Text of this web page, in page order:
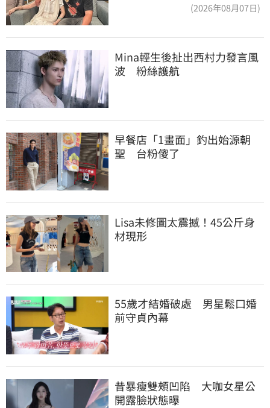
(2026年08月07日)
Mina輕生後扯出西村力發言風
波　粉絲護航
早餐店「1畫面」釣出始源朝
聖　台粉傻了
Lisa未修圖太震撼！45公斤身
材現形
55歲才結婚破處　男星鬆口婚
前守貞內幕
昔暴瘦雙頰凹陷　大咖女星公
開露臉狀態曝